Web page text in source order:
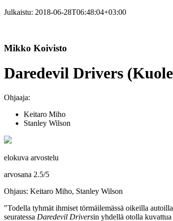
Julkaistu: 2018-06-28T06:48:04+03:00
Mikko Koivisto
Daredevil Drivers
Ohjaaja:
Keitaro Miho
Stanley Wilson
elokuva arvostelu
arvosana 2.5/5
Ohjaus: Keitaro Miho, Stanley Wilson
"Todella tyhmät ihmiset törmäilemässä oikeilla
seuratessa Daredevil Driversin yhdellä otolla